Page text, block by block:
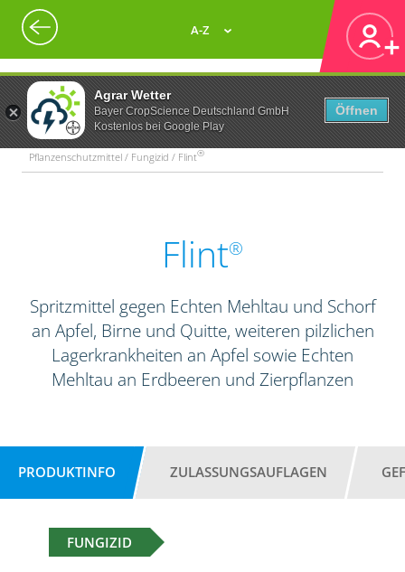
Agrar Wetter
Bayer CropScience Deutschland GmbH
Kostenlos bei Google Play
Öffnen
A-Z
Pflanzenschutzmittel / Fungizid / Flint®
Flint®
Spritzmittel gegen Echten Mehltau und Schorf
an Apfel, Birne und Quitte, weiteren pilzlichen
Lagerkrankheiten an Apfel sowie Echten
Mehltau an Erdbeeren und Zierpflanzen
PRODUKTINFO ZULASSUNGSAUFLAGEN
FUNGIZID